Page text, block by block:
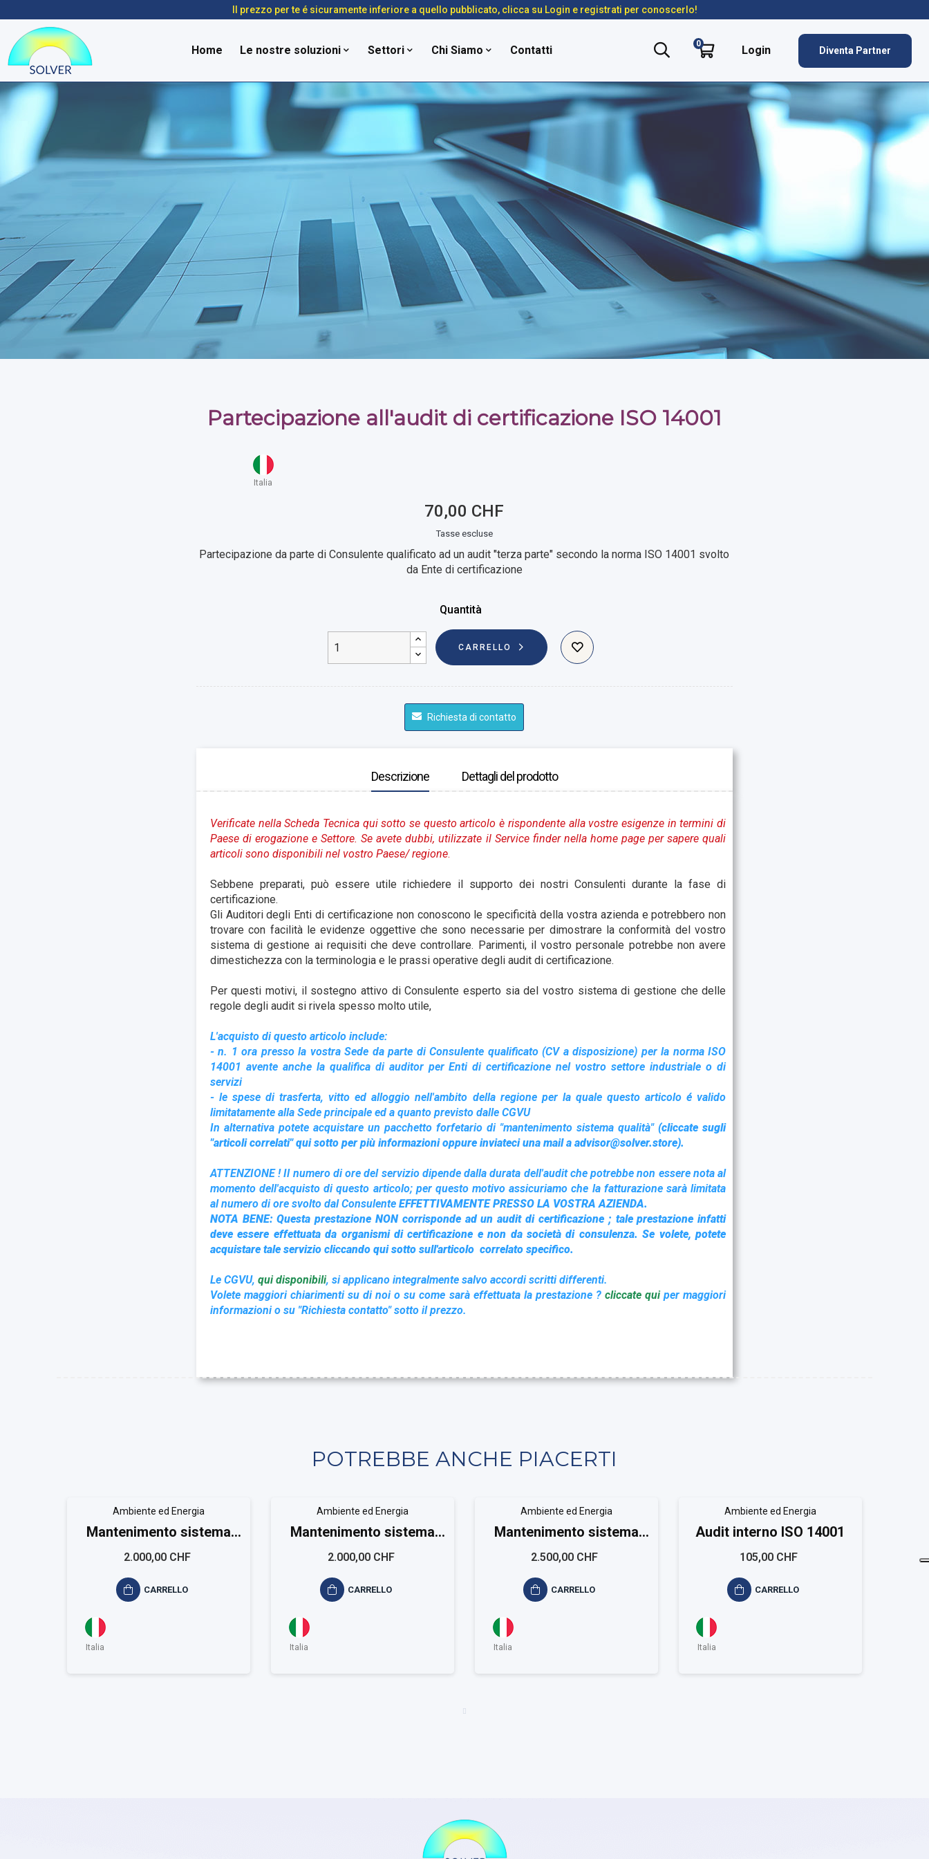
Il prezzo per te é sicuramente inferiore a quello pubblicato, clicca su Login e registrati per conoscerlo!
Home Le nostre soluzioni Settori Chi Siamo Contatti 0 Login Diventa Partner
Partecipazione all'audit di certificazione ISO 14001
Italia
70,00 CHF
Tasse escluse
Partecipazione da parte di Consulente qualificato ad un audit "terza parte" secondo la norma ISO 14001 svolto
da Ente di certificazione
Quantità
CARRELLO
Richiesta di contatto
Descrizione Dettagli del prodotto
Verificate nella Scheda Tecnica qui sotto se questo articolo è rispondente alla vostre esigenze in termini di
Paese di erogazione e Settore. Se avete dubbi, utilizzate il Service finder nella home page per sapere quali
articoli sono disponibili nel vostro Paese/ regione.
Sebbene preparati, può essere utile richiedere il supporto dei nostri Consulenti durante la fase di
certificazione.
Gli Auditori degli Enti di certificazione non conoscono le specificità della vostra azienda e potrebbero non
trovare con facilità le evidenze oggettive che sono necessarie per dimostrare la conformità del vostro
sistema di gestione ai requisiti che deve controllare. Parimenti, il vostro personale potrebbe non avere
dimestichezza con la terminologia e le prassi operative degli audit di certificazione.
Per questi motivi, il sostegno attivo di Consulente esperto sia del vostro sistema di gestione che delle
regole degli audit si rivela spesso molto utile,
L'acquisto di questo articolo include:
- n. 1 ora presso la vostra Sede da parte di Consulente qualificato (CV a disposizione) per la norma ISO
14001 avente anche la qualifica di auditor per Enti di certificazione nel vostro settore industriale o di
servizi
- le spese di trasferta, vitto ed alloggio nell'ambito della regione per la quale questo articolo é valido
limitatamente alla Sede principale ed a quanto previsto dalle CGVU
In alternativa potete acquistare un pacchetto forfetario di "mantenimento sistema qualità"(cliccate sugli
"articoli correlati" qui sotto per più informazioni oppure inviateci una mail a advisor@solver.store).
ATTENZIONE ! Il numero di ore del servizio dipende dalla durata dell'audit che potrebbe non essere nota al
momento dell'acquisto di questo articolo; per questo motivo assicuriamo che la fatturazione sarà limitata
al numero di ore svolto dal Consulente EFFETTIVAMENTE PRESSO LA VOSTRA AZIENDA.
NOTA BENE: Questa prestazione NON corrisponde ad un audit di certificazione ; tale prestazione infatti
deve essere effettuata da organismi di certificazione e non da società di consulenza. Se volete, potete
acquistare tale servizio cliccando qui sotto sull'articolo correlato specifico.
Le CGVU, qui disponibili, si applicano integralmente salvo accordi scritti differenti.
Volete maggiori chiarimenti su di noi o su come sarà effettuata la prestazione ? cliccate qui per maggiori
informazioni o su "Richiesta contatto" sotto il prezzo.
POTREBBE ANCHE PIACERTI
Ambiente ed Energia
Mantenimento sistema
ambientale ISO 14001
2.000,00 CHF
CARRELLO
Italia
Ambiente ed Energia
Mantenimento sistema
ambientale ISO 14001
2.000,00 CHF
CARRELLO
Italia
Ambiente ed Energia
Mantenimento sistema
ambientale ISO 14001
2.500,00 CHF
CARRELLO
Italia
Ambiente ed Energia
Audit interno ISO 14001
105,00 CHF
CARRELLO
Italia